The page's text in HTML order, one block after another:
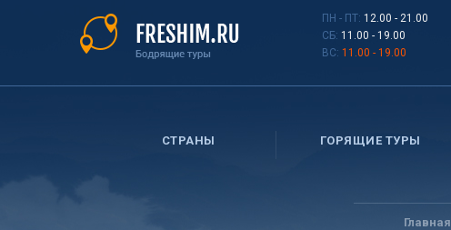
ПН - ПТ: 12.00 - 21.00
СБ: 11.00 - 19.00
ВС: 11.00 - 19.00
СТРАНЫ ГОРЯЩИЕ ТУРЫ
Вы
здесь
Главная